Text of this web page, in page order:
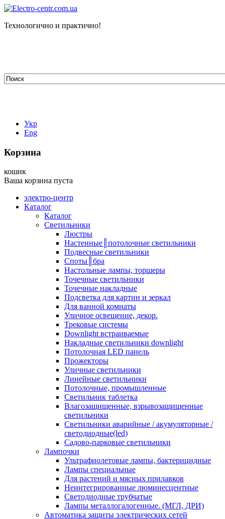
Технологично и практично!
Укр
Eng
Корзина
кошик
Ваша корзина пуста
электро-центр
Каталог
Каталог
Светильники
Люстры
Настенные║потолочные светильники
Подвесные светильники
Споты║бра
Настольные лампы, торшеры
Точечные светильники
Точечные накладные
Подсветка для картин и зеркал
Для ванной комнаты
Уличное освещение, декор.
Трековые системы
Downlight встраиваемые
Накладные светильники downlight
Потолочная LED панель
Прожекторы
Уличные светильники
Линейные светильники
Потолочные, промышленные
Светильник таблетка
Влагозащищенные, взрывозащищенные
светильники
Светильники аварийные / акумуляторные /
светодиодные(led)
Садово-парковые светильники
Лампочки
Ультрафиолетовые лампы, бактерицидные
Лампы специальные
Для растений и мясных прилавков
Неинтегрированные люминесцентные
Светодиодные трубчатые
Лампы металлогалогенные. (МГЛ, ДРИ)
Автоматика защиты электрических сетей